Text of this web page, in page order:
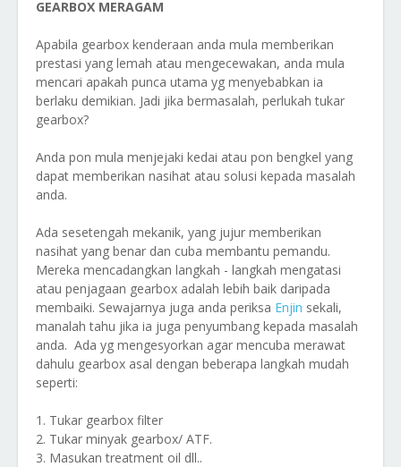
GEARBOX MERAGAM
Apabila gearbox kenderaan anda mula memberikan
prestasi yang lemah atau mengecewakan, anda mula
mencari apakah punca utama yg menyebabkan ia
berlaku demikian. Jadi jika bermasalah, perlukah tukar
gearbox?
Anda pon mula menjejaki kedai atau pon bengkel yang
dapat memberikan nasihat atau solusi kepada masalah
anda.
Ada sesetengah mekanik, yang jujur memberikan
nasihat yang benar dan cuba membantu pemandu.
Mereka mencadangkan langkah - langkah mengatasi
atau penjagaan gearbox adalah lebih baik daripada
membaiki. Sewajarnya juga anda periksa Enjin sekali,
manalah tahu jika ia juga penyumbang kepada masalah
anda. Ada yg mengesyorkan agar mencuba merawat
dahulu gearbox asal dengan beberapa langkah mudah
seperti:
1. Tukar gearbox filter
2. Tukar minyak gearbox/ ATF.
3. Masukan treatment oil dll..